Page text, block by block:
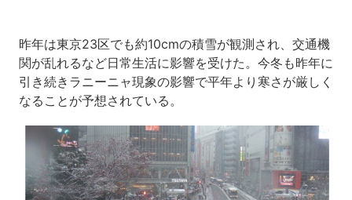
昨年は東京23区でも約10cmの積雪が観測され、交通機
関が乱れるなど日常生活に影響を受けた。今冬も昨年に
引き続きラニーニャ現象の影響で平年より寒さが厳しく
なることが予想されている。